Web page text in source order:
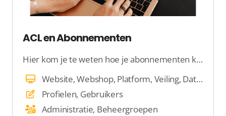
ACL en Abonnementen
Hier kom je te weten hoe je abonnementen kan instellen en beheren
Website, Webshop, Platform, Veiling, Dating
Profielen, Gebruikers
Administratie, Beheergroepen